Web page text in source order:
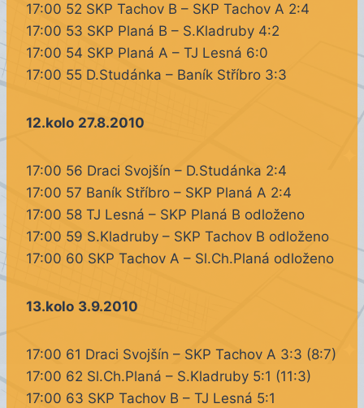
17:00 52 SKP Tachov B – SKP Tachov A 2:4
17:00 53 SKP Planá B – S.Kladruby 4:2
17:00 54 SKP Planá A – TJ Lesná 6:0
17:00 55 D.Studánka – Baník Stříbro 3:3
12.kolo 27.8.2010
17:00 56 Draci Svojšín – D.Studánka 2:4
17:00 57 Baník Stříbro – SKP Planá A 2:4
17:00 58 TJ Lesná – SKP Planá B odloženo
17:00 59 S.Kladruby – SKP Tachov B odloženo
17:00 60 SKP Tachov A – Sl.Ch.Planá odloženo
13.kolo 3.9.2010
17:00 61 Draci Svojšín – SKP Tachov A 3:3 (8:7)
17:00 62 Sl.Ch.Planá – S.Kladruby 5:1 (11:3)
17:00 63 SKP Tachov B – TJ Lesná 5:1